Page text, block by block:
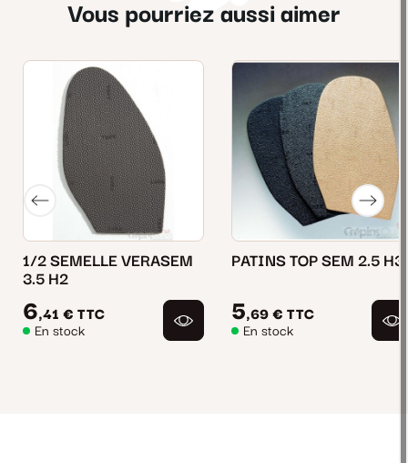
Vous pourriez aussi aimer
1/2 SEMELLE VERASEM
3.5 H2
6,41 € TTC
En stock
PATINS TOP SEM 2.5 H3
5,69 € TTC
En stock